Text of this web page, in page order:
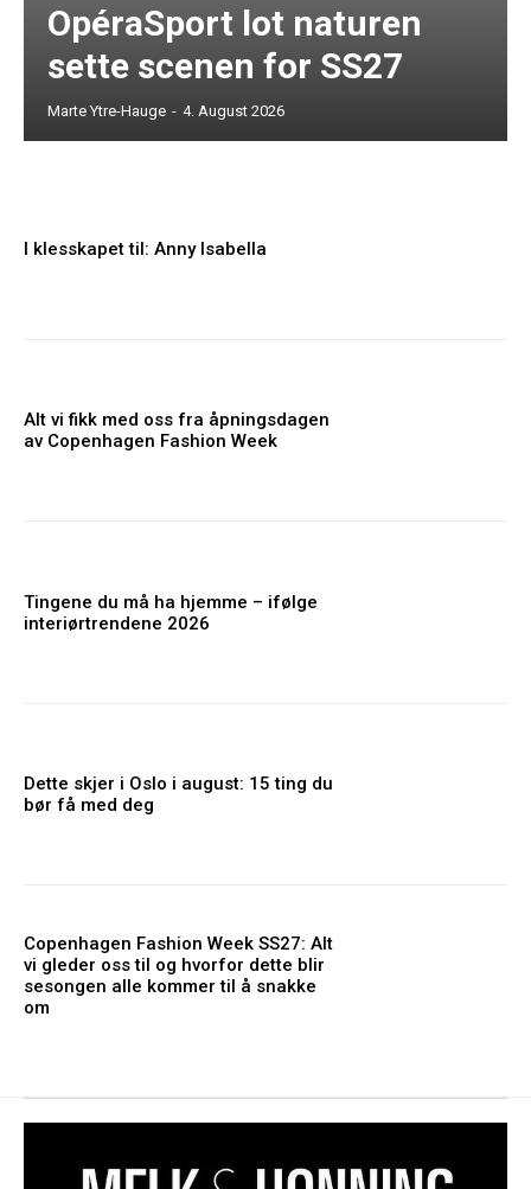
OpéraSport lot naturen
sette scenen for SS27
Marte Ytre-Hauge - 4. August 2026
I klesskapet til: Anny Isabella
Alt vi fikk med oss fra åpningsdagen
av Copenhagen Fashion Week
Tingene du må ha hjemme – ifølge
interiørtrendene 2026
Dette skjer i Oslo i august: 15 ting du
bør få med deg
Copenhagen Fashion Week SS27: Alt
vi gleder oss til og hvorfor dette blir
sesongen alle kommer til å snakke
om